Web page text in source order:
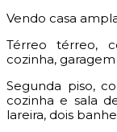
Vendo casa
Térreo térreo,
cozinha,
Segunda piso,
cozinha e sala
lareira, dois